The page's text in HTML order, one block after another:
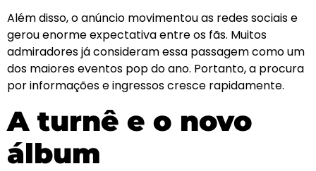
Além disso, o anúncio movimentou as redes sociais e
gerou enorme expectativa entre os fãs. Muitos
admiradores já consideram essa passagem como um
dos maiores eventos pop do ano. Portanto, a procura
por informações e ingressos cresce rapidamente.
A turnê e o novo
álbum